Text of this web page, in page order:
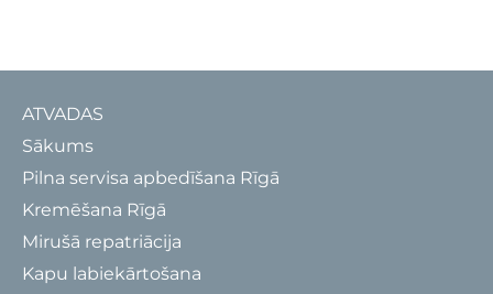
ATVADAS
Sākums
Pilna servisa apbedīšana Rīgā
Kremēšana Rīgā
Mirušā repatriācija
Kapu labiekārtošana